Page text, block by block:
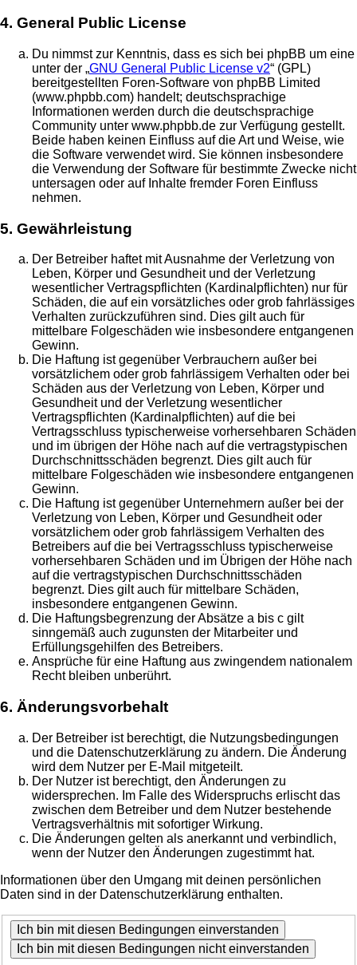
4. General Public License
Du nimmst zur Kenntnis, dass es sich bei phpBB um eine
unter der „GNU General Public License v2“ (GPL)
bereitgestellten Foren-Software von phpBB Limited
(www.phpbb.com) handelt; deutschsprachige
Informationen werden durch die deutschsprachige
Community unter www.phpbb.de zur Verfügung gestellt.
Beide haben keinen Einfluss auf die Art und Weise, wie
die Software verwendet wird. Sie können insbesondere
die Verwendung der Software für bestimmte Zwecke nicht
untersagen oder auf Inhalte fremder Foren Einfluss
nehmen.
5. Gewährleistung
Der Betreiber haftet mit Ausnahme der Verletzung von
Leben, Körper und Gesundheit und der Verletzung
wesentlicher Vertragspflichten (Kardinalpflichten) nur für
Schäden, die auf ein vorsätzliches oder grob fahrlässiges
Verhalten zurückzuführen sind. Dies gilt auch für
mittelbare Folgeschäden wie insbesondere entgangenen
Gewinn.
Die Haftung ist gegenüber Verbrauchern außer bei
vorsätzlichem oder grob fahrlässigem Verhalten oder bei
Schäden aus der Verletzung von Leben, Körper und
Gesundheit und der Verletzung wesentlicher
Vertragspflichten (Kardinalpflichten) auf die bei
Vertragsschluss typischerweise vorhersehbaren Schäden
und im übrigen der Höhe nach auf die vertragstypischen
Durchschnittsschäden begrenzt. Dies gilt auch für
mittelbare Folgeschäden wie insbesondere entgangenen
Gewinn.
Die Haftung ist gegenüber Unternehmern außer bei der
Verletzung von Leben, Körper und Gesundheit oder
vorsätzlichem oder grob fahrlässigem Verhalten des
Betreibers auf die bei Vertragsschluss typischerweise
vorhersehbaren Schäden und im Übrigen der Höhe nach
auf die vertragstypischen Durchschnittsschäden
begrenzt. Dies gilt auch für mittelbare Schäden,
insbesondere entgangenen Gewinn.
Die Haftungsbegrenzung der Absätze a bis c gilt
sinngemäß auch zugunsten der Mitarbeiter und
Erfüllungsgehilfen des Betreibers.
Ansprüche für eine Haftung aus zwingendem nationalem
Recht bleiben unberührt.
6. Änderungsvorbehalt
Der Betreiber ist berechtigt, die Nutzungsbedingungen
und die Datenschutzerklärung zu ändern. Die Änderung
wird dem Nutzer per E-Mail mitgeteilt.
Der Nutzer ist berechtigt, den Änderungen zu
widersprechen. Im Falle des Widerspruchs erlischt das
zwischen dem Betreiber und dem Nutzer bestehende
Vertragsverhältnis mit sofortiger Wirkung.
Die Änderungen gelten als anerkannt und verbindlich,
wenn der Nutzer den Änderungen zugestimmt hat.
Informationen über den Umgang mit deinen persönlichen
Daten sind in der Datenschutzerklärung enthalten.